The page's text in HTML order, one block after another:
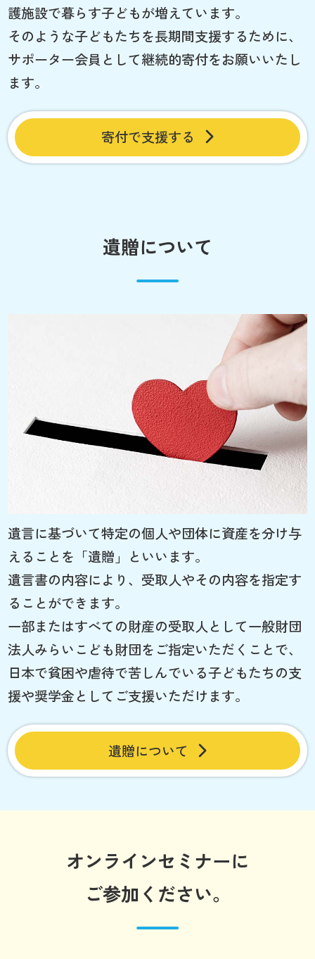
護施設で暮らす子どもが増えています。
そのような子どもたちを長期間支援するために、
サポーター会員として継続的寄付をお願いいたし
ます。
寄付で支援する
遺贈について
遺言に基づいて特定の個人や団体に資産を分け与
えることを「遺贈」といいます。
遺言書の内容により、受取人やその内容を指定す
ることができます。
一部またはすべての財産の受取人として一般財団
法人みらいこども財団をご指定いただくことで、
日本で貧困や虐待で苦しんでいる子どもたちの支
援や奨学金としてご支援いただけます。
遺贈について
オンラインセミナーに
ご参加ください。